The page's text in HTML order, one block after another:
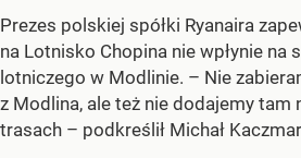
Prezes polskiej spółki Ryanaira
na Lotnisko Chopina nie wpłynie na
lotniczego w Modlinie. – Nie
z Modlina, ale też nie dodajemy tam
trasach – podkreślił Michał